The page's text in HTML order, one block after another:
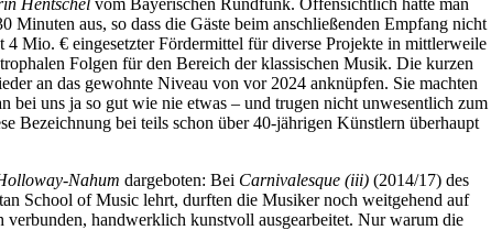
aus, so dass die Gäste beim anschließenden Empfang nicht
4 Mio. € eingesetzter Fördermittel für diverse Projekte in mittlerweile
Folgen für den Bereich der klassischen Musik. Die kurzen
an das gewohnte Niveau von vor 2024 anknüpfen. Sie machten
bei uns ja so gut wie nie etwas – und trugen nicht unwesentlich zum
Bezeichnung bei teils schon über 40-jährigen Künstlern überhaupt
Nahum dargeboten: Bei Carnivalesque (iii) (2014/17) des
School of Music lehrt, durften die Musiker noch weitgehend auf
handwerklich kunstvoll ausgearbeitet. Nur warum die